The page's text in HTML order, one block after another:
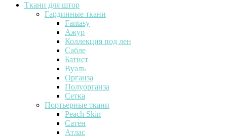
Ткани для штор
Гардинные ткани
Fantasy
Ажур
Коллекция под лен
Сабле
Батист
Вуаль
Органза
Полуорганза
Сетка
Портьерные ткани
Peach Skin
Сатен
Атлас